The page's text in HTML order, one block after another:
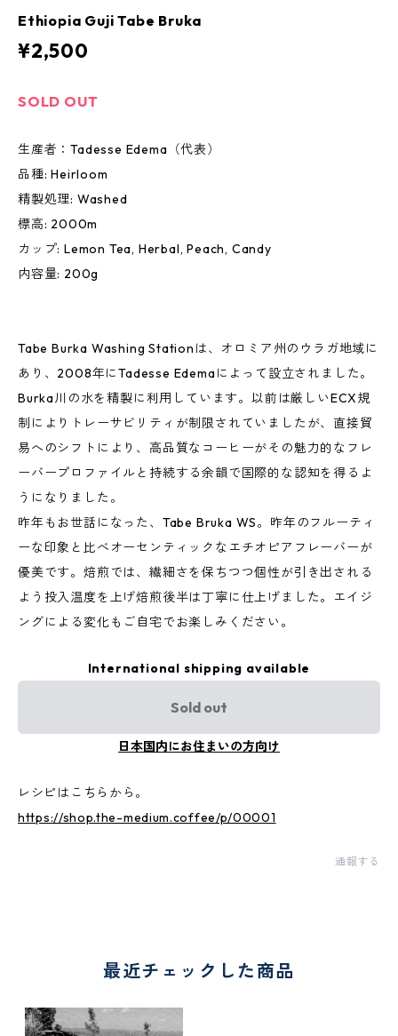
Ethiopia Guji Tabe Bruka
¥2,500
SOLD OUT
生産者：Tadesse Edema（代表）
品種: Heirloom
精製処理: Washed
標高: 2000m
カップ: Lemon Tea, Herbal, Peach, Candy
内容量: 200g
Tabe Burka Washing Stationは、オロミア州のウラガ地域に
あり、2008年にTadesse Edemaによって設立されました。
Burka川の水を精製に利用しています。以前は厳しいECX規
制によりトレーサビリティが制限されていましたが、直接貿
易へのシフトにより、高品質なコーヒーがその魅力的なフレ
ーバープロファイルと持続する余韻で国際的な認知を得るよ
うになりました。
昨年もお世話になった、Tabe Bruka WS。昨年のフルーティ
ーな印象と比べオーセンティックなエチオピアフレーバーが
優美です。焙煎では、繊細さを保ちつつ個性が引き出される
よう投入温度を上げ焙煎後半は丁寧に仕上げました。エイジ
ングによる変化もご自宅でお楽しみください。
International shipping available
Sold out
日本国内にお住まいの方向け
レシピはこちらから。
https://shop.the-medium.coffee/p/00001
通報する
最近チェックした商品